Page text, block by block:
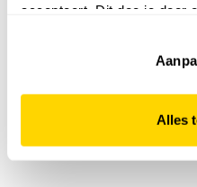
accepteert. Dit doe je door
website niet optimaal
Alles